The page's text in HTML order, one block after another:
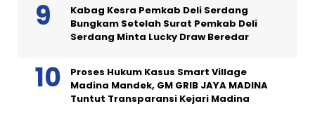
Kabag Kesra Pemkab Deli Serdang
Bungkam Setelah Surat Pemkab Deli
Serdang Minta Lucky Draw Beredar
Proses Hukum Kasus Smart Village
Madina Mandek, GM GRIB JAYA MADINA
Tuntut Transparansi Kejari Madina